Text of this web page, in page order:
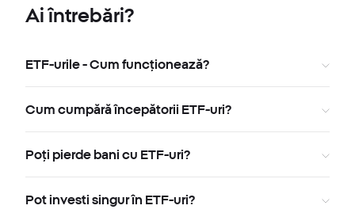
Ai întrebări?
ETF-urile - Cum funcționează?
Cum cumpără începătorii ETF-uri?
Poți pierde bani cu ETF-uri?
Pot investi singur în ETF-uri?